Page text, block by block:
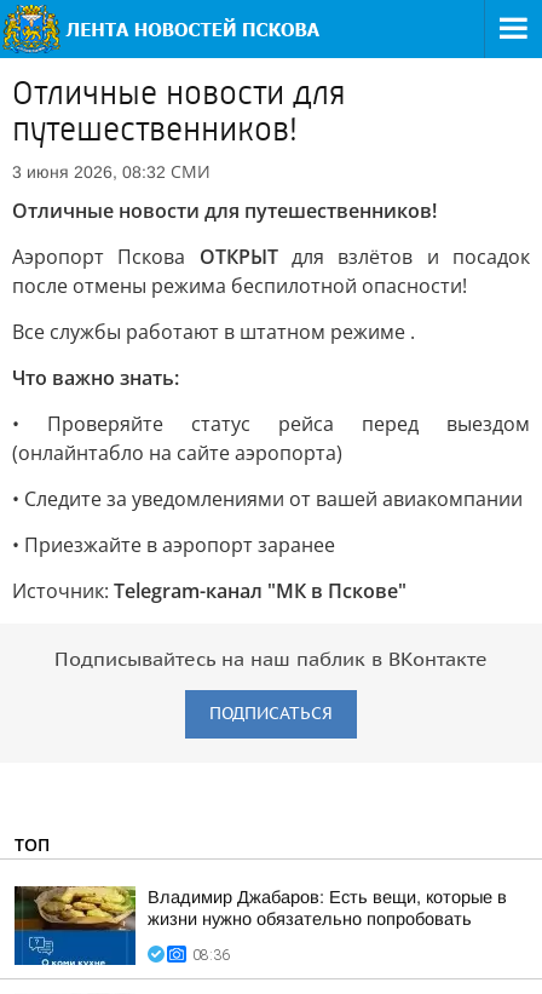
Отличные новости для
путешественников!
3 июня 2026, 08:32 СМИ
Отличные новости для путешественников!
Аэропорт Пскова ОТКРЫТдля взлётов и посадок
после отмены режима беспилотной опасности!
Все службы работают в штатном режиме .
Что важно знать:
• Проверяйте статус рейса перед выездом
(онлайнтабло на сайте аэропорта)
• Следите за уведомлениями от вашей авиакомпании
• Приезжайте в аэропорт заранее
Источник: Telegram-канал "МК в Пскове"
Подписывайтесь на наш паблик в ВКонтакте
ПОДПИСАТЬСЯ
ТОП
Владимир Джабаров: Есть вещи, которые в
жизни нужно обязательно попробовать
08:36